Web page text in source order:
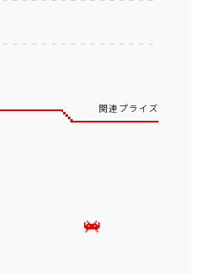
関連プライズ